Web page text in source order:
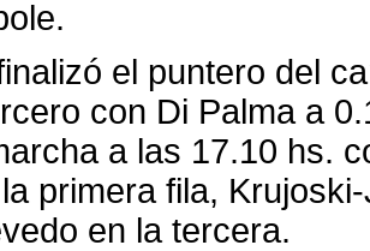
el puntero del
con Di Palma a
a las 17.10 hs.
primera fila,
en la tercera.